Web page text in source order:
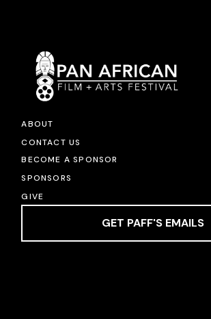
ABOUT
CONTACT US
BECOME A SPONSOR
SPONSORS
GIVE
GET PAFF'S EMAILS